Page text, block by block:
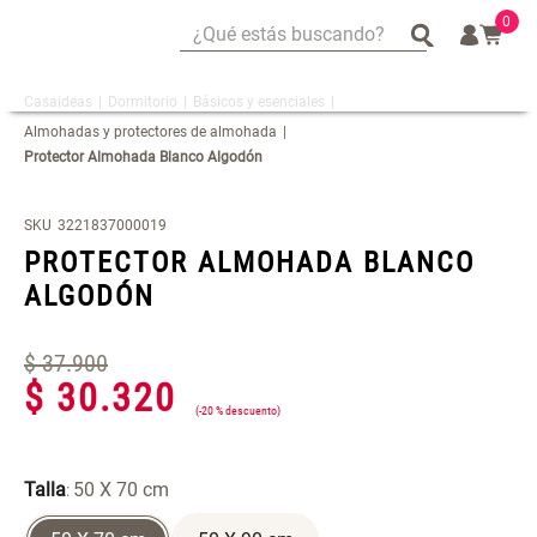
¿Qué estás buscando? 0
Dormitorio
Básicos y esenciales
Almohadas y protectores de almohada
Protector Almohada Blanco Algodón
SKU 3221837000019
PROTECTOR ALMOHADA BLANCO
ALGODÓN
$ 37.900
$ 30.320 -20 %
Talla: 50 X 70 cm
$ 29.900,00
Mug
Vajilla
Tapete
Cojin
Individuales
Cojines
Cafe
Mug
Vajilla
Tapete
Cojin
Individuales
Cojines
Cafe